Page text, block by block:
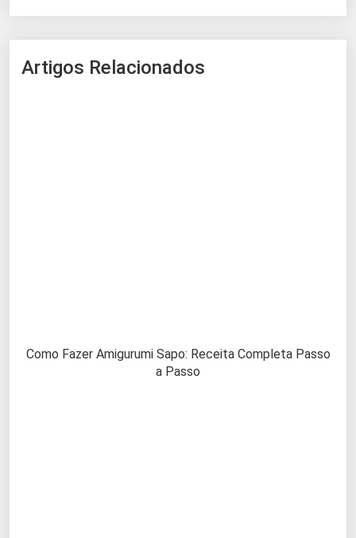
Artigos Relacionados
Como Fazer Amigurumi Sapo: Receita Completa Passo
a Passo